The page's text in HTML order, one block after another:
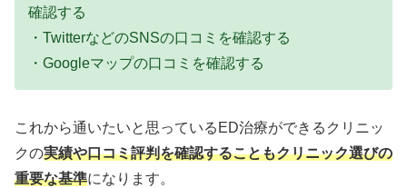
確認する
・TwitterなどのSNSの口コミを確認する
・Googleマップの口コミを確認する
これから通いたいと思っているED治療ができるクリニッ
クの実績や口コミ評判を確認することもクリニック選びの
重要な基準になります。